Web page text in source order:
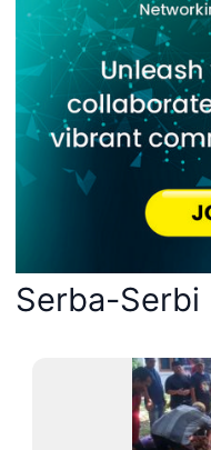
Serba-Serbi